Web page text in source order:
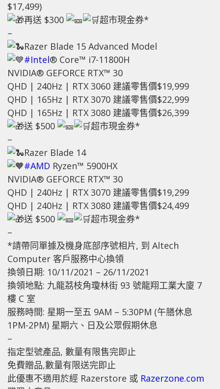
$17,499)
再送 $300
超市現金券*
–
Razer Blade 15 Advanced Model
#Intel® Core™ i7-11800H
NVIDIA® GEFORCE RTX™ 30
QHD | 240Hz | RTX 3060 建議零售價$19,999
QHD | 165Hz | RTX 3070 建議零售價$22,999
QHD | 165Hz | RTX 3080 建議零售價$26,399
送 $500
超市現金券*
–
Razer Blade 14
#AMD Ryzen™ 5900HX
NVIDIA® GEFORCE RTX™ 30
QHD | 240Hz | RTX 3070 建議零售價$19,299
QHD | 240Hz | RTX 3080 建議零售價$24,499
送 $500
超市現金券*
–
*請帶同單據及機身底部序號相片, 到 Altech
Computer 客戶服務中心換領
換領日期: 10/11/2021 – 26/11/2021
換領地點: 九龍茘枝角瓊林街 93 號龍翔工業大廈 7
樓 C 室
服務時間: 星期一至五 9AM – 5:30PM (午膳休息
1PM-2PM) 星期六、日及公眾假期休息
–
指定型號產品, 數量有限售完即止
免費贈品,數量有限送完即止
此優惠不適用於經 Razerstore 或 Razerzone.com